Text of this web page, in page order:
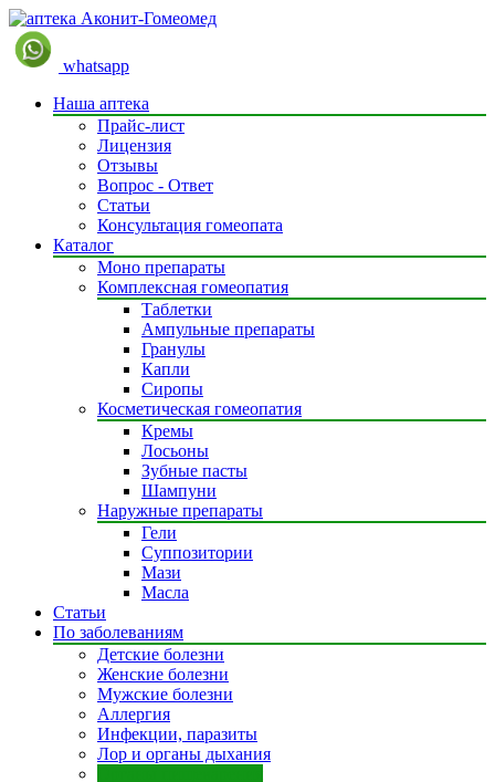
whatsapp
Наша аптека
Прайс-лист
Лицензия
Отзывы
Вопрос - Ответ
Статьи
Консультация гомеопата
Каталог
Моно препараты
Комплексная гомеопатия
Таблетки
Ампульные препараты
Гранулы
Капли
Сиропы
Косметическая гомеопатия
Кремы
Лосьоны
Зубные пасты
Шампуни
Наружные препараты
Гели
Суппозитории
Мази
Масла
Статьи
По заболеваниям
Детские болезни
Женские болезни
Мужские болезни
Аллергия
Инфекции, паразиты
Лор и органы дыхания